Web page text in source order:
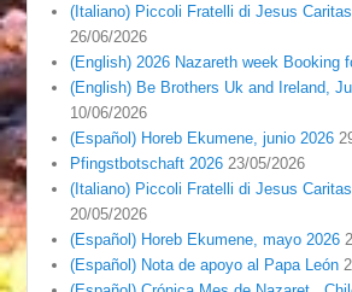
(Italiano) Piccoli Fratelli di Jesus
26/06/2026
(English) 2026 Nazareth week Booking
(English) Be Brothers Uk and Ireland,
10/06/2026
(Español) Horeb Ekumene, junio 2026
Pfingstbotschaft 2026 23/05/2026
(Italiano) Piccoli Fratelli di Jesus
20/05/2026
(Español) Horeb Ekumene, mayo 2026
(Español) Nota de apoyo al Papa León